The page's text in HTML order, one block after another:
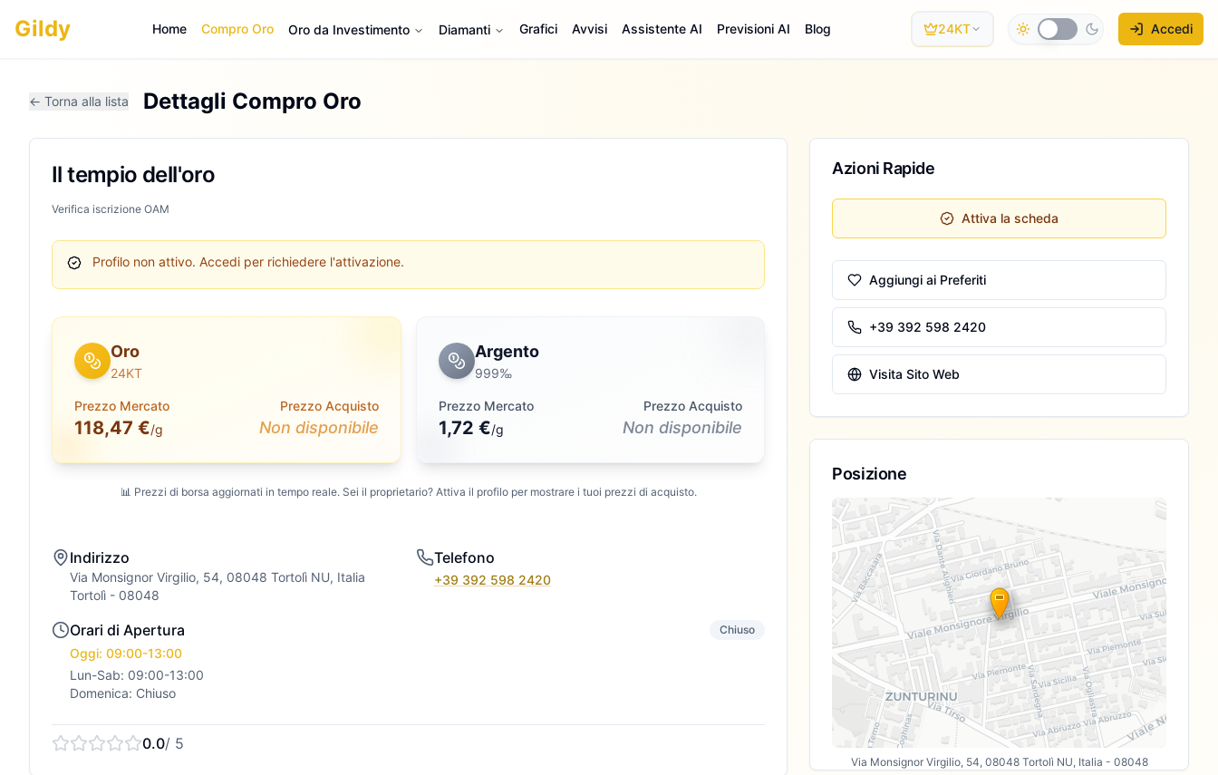
Gildy Home Compro Oro Oro da Investimento Diamanti Grafici Avvisi Assistente AI Previsioni AI Blog 24KT Accedi
← Torna alla lista Dettagli Compro Oro
Il tempio dell'oro
Verifica iscrizione OAM
Profilo non attivo. Accedi per richiedere l'attivazione.
Oro
24KT
Prezzo Mercato
118,47 €/g
Prezzo Acquisto
Non disponibile
Argento
999‰
Prezzo Mercato
1,72 €/g
Prezzo Acquisto
Non disponibile
📊 Prezzi di borsa aggiornati in tempo reale. Sei il proprietario? Attiva il profilo per mostrare i tuoi prezzi di acquisto.
Indirizzo
Via Monsignor Virgilio, 54, 08048 Tortolì NU, Italia
Tortolì - 08048
Telefono
+39 392 598 2420
Orari di Apertura Chiuso
Oggi: 09:00-13:00
Lun-Sab: 09:00-13:00
Domenica: Chiuso
0.0/ 5
Azioni Rapide
Attiva la scheda
Aggiungi ai Preferiti
+39 392 598 2420
Visita Sito Web
Posizione
Via Monsignor Virgilio, 54, 08048 Tortolì NU, Italia - 08048